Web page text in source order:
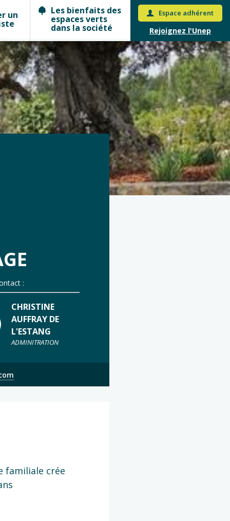
un Les bienfaits des
espaces verts
dans la société
Espace adhérent
Rejoignez l'Unep
:
CHRISTINE
AUFFRAY DE
L'ESTANG
ADMINITRATION
familiale crée